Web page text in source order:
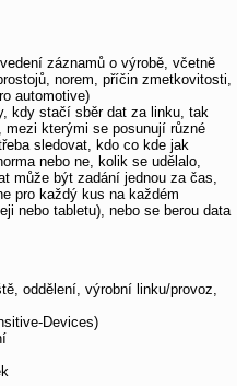
záznamů o výrobě, včetně
norem, příčin zmetkovitosti,
automotive)
kdy stačí sběr dat za linku, tak
kterými se posunují různé
sledovat, kdo co kde jak
nebo ne, kolik se udělalo,
může být zadání jednou za čas,
pro každý kus na každém
nebo tabletu), nebo se berou data
oddělení, výrobní linku/provoz,
Devices)